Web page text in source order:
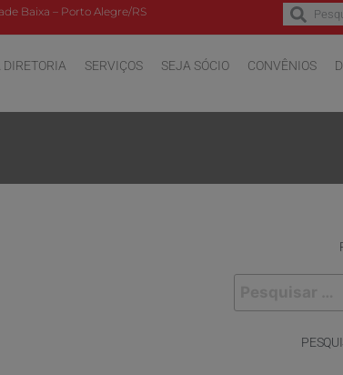
Baixa – Porto Alegre/RS
DIRETORIA SERVIÇOS SEJA SÓCIO CONVÊNIOS